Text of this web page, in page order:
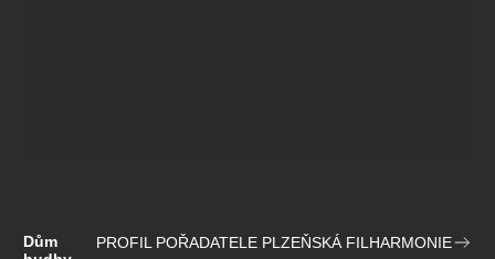
Dům
PROFIL POŘADATELE PLZEŇSKÁ FILHARMONIE